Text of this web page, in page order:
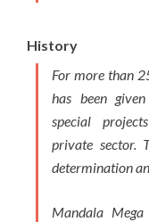
History
For more than
has been
special
private sector.
determination
Mandala